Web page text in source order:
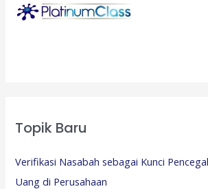
Topik Baru
Verifikasi Nasabah sebagai Kunci
Uang di Perusahaan